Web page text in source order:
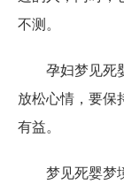
不测。
孕妇梦见死婴
放松心情，要保
有益。
梦见死婴梦